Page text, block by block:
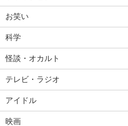
お笑い
科学
怪談・オカルト
テレビ・ラジオ
アイドル
映画